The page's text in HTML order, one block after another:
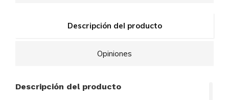
Descripción del producto
Opiniones
Descripción del producto